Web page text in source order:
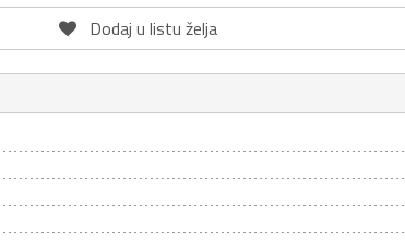
Dodaj u listu želja